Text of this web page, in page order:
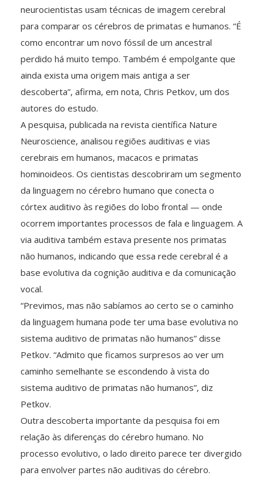
neurocientistas usam técnicas de imagem cerebral
para comparar os cérebros de primatas e humanos. “É
como encontrar um novo fóssil de um ancestral
perdido há muito tempo. Também é empolgante que
ainda exista uma origem mais antiga a ser
descoberta”, afirma, em nota, Chris Petkov, um dos
autores do estudo.
A pesquisa, publicada na revista científica Nature
Neuroscience, analisou regiões auditivas e vias
cerebrais em humanos, macacos e primatas
hominoideos. Os cientistas descobriram um segmento
da linguagem no cérebro humano que conecta o
córtex auditivo às regiões do lobo frontal — onde
ocorrem importantes processos de fala e linguagem. A
via auditiva também estava presente nos primatas
não humanos, indicando que essa rede cerebral é a
base evolutiva da cognição auditiva e da comunicação
vocal.
“Previmos, mas não sabíamos ao certo se o caminho
da linguagem humana pode ter uma base evolutiva no
sistema auditivo de primatas não humanos” disse
Petkov. “Admito que ficamos surpresos ao ver um
caminho semelhante se escondendo à vista do
sistema auditivo de primatas não humanos”, diz
Petkov.
Outra descoberta importante da pesquisa foi em
relação às diferenças do cérebro humano. No
processo evolutivo, o lado direito parece ter divergido
para envolver partes não auditivas do cérebro.